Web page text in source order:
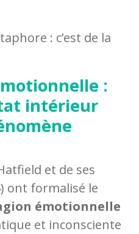
: c’est de la
:
intérieur
et de ses
ont formalisé le
émotionnelle
et inconsciente